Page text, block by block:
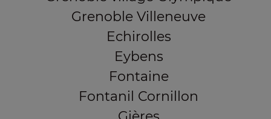
Grenoble Villeneuve
Echirolles
Eybens
Fontaine
Fontanil Cornillon